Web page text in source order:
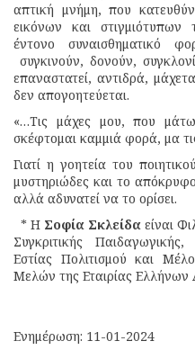
απτική μνήμη, που
εικόνων και
έντονο συναισθηματικό
συγκινούν, δονούν,
επαναστατεί, αντιδρά,
δεν απογοητεύεται.
«…Τις μάχες μου, που
σκέφτομαι καμμιά φορά, μα
Γιατί η γοητεία του
μυστηριώδες και το
αλλά αδυνατεί να το ορίσει.
* Η Σοφία Σκλείδα είναι
Συγκριτικής
Εστίας Πολιτισμού και
Μελών της Εταιρίας Ελλήνων
Ενημέρωση: 11-01-2024